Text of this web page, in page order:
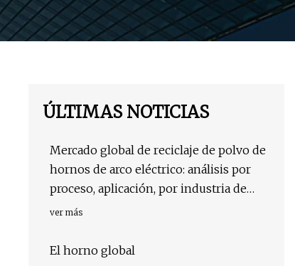
ÚLTIMAS NOTICIAS
Mercado global de reciclaje de polvo de
hornos de arco eléctrico: análisis por
proceso, aplicación, por industria de
usuario final, por región, por país:
para 2029
ver más
El horno global